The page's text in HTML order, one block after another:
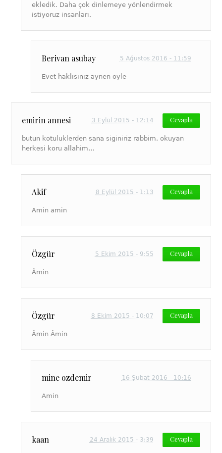
ekledik. Daha çok dinlemeye yönlendirmek
istiyoruz insanları.
Berivan asubay 5 Ağustos 2016 - 11:59
Evet haklısınız aynen oyle
emirin annesi Cevapla
3 Eylül 2015 - 12:14
butun kotuluklerden sana siginiriz rabbim. okuyan
herkesi koru allahim…
Akif Cevapla
8 Eylül 2015 - 1:13
Amin amin
Özgür Cevapla
5 Ekim 2015 - 9:55
Âmin
Özgür Cevapla
8 Ekim 2015 - 10:07
Âmin Âmin
mine ozdemir 16 Şubat 2016 - 10:16
Amin
kaan Cevapla
24 Aralık 2015 - 3:39